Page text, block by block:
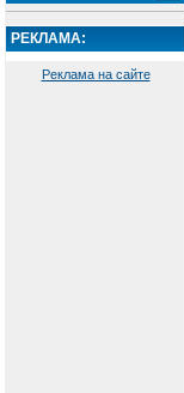
РЕКЛАМА:
Реклама на сайте